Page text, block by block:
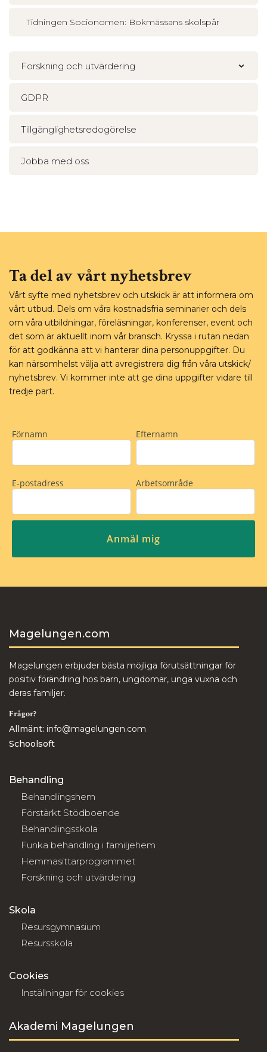
Tidningen Socionomen: Bokmässans skolspår
Forskning och utvärdering
GDPR
Tillgänglighetsredogörelse
Jobba med oss
Ta del av vårt nyhetsbrev
Vårt syfte med nyhetsbrev och utskick är att informera om
vårt utbud. Dels om våra kostnadsfria seminarier och dels
om våra utbildningar, föreläsningar, konferenser, event och
det som är aktuellt inom vår bransch. Kryssa i rutan nedan
för att godkänna att vi hanterar dina personuppgifter. Du
kan närsomhelst välja att avregistrera dig från våra utskick/
nyhetsbrev. Vi kommer inte att ge dina uppgifter vidare till
tredje part.
Magelungen.com
Magelungen erbjuder bästa möjliga förutsättningar för
positiv förändring hos barn, ungdomar, unga vuxna och
deras familjer.
Frågor?
Allmänt: info@magelungen.com
Schoolsoft
Behandling
Behandlingshem
Förstärkt Stödboende
Behandlingsskola
Funka behandling i familjehem
Hemmasittarprogrammet
Forskning och utvärdering
Skola
Resursgymnasium
Resursskola
Cookies
Inställningar för cookies
Akademi Magelungen